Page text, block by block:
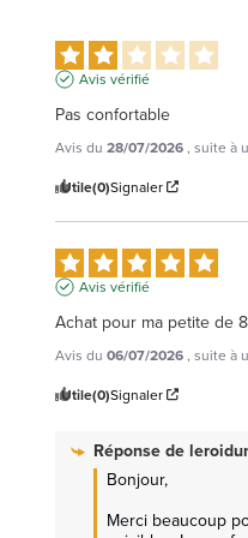
Avis vérifié
Pas confortable
Avis du 28/07/2026, suite à
Utile(0)Signaler
Avis vérifié
Achat pour ma petite de
Avis du 06/07/2026, suite à
Utile(0)Signaler
Réponse de
Bonjour,
Merci beaucoup